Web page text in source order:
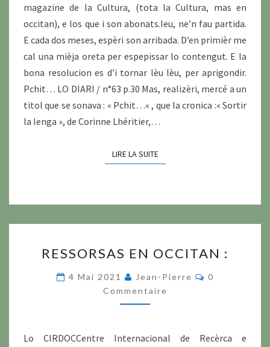
magazine de la Cultura, (tota la Cultura, mas en
occitan), e los que i son abonats.Ieu, ne’n fau partida.
E cada dos meses, espèri son arribada. D’en primièr me
cal una mièja oreta per espepissar lo contengut. E la
bona resolucion es d’i tornar lèu lèu, per aprigondir.
Pchit… LO DIARI / n°63 p.30 Mas, realizèri, mercé a un
titol que se sonava : « Pchit…« , que la cronica :« Sortir
la lenga », de Corinne Lhéritier,…
LIRE LA SUITELIRE LA SUITE
EN
OCCITAN
:
RESSORSAS EN OCCITAN :
4 Mai 2021 Jean-Pierre
0
Commentaire
Lo CIRDOCCentre Internacional de Recèrca e